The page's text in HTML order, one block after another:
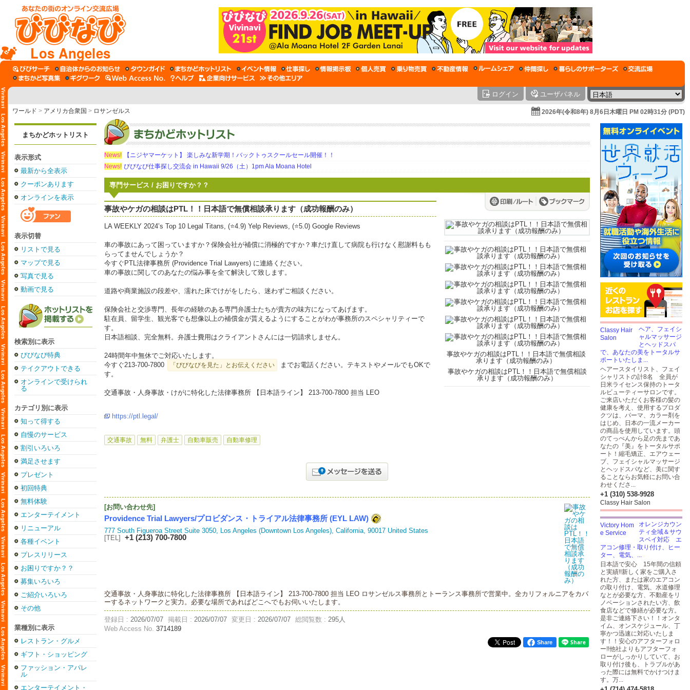
Los Angeles
ログイン ユーザパネル
ワールド > アメリカ合衆国 > ロサンゼルス 2026年(令和8年) 8月6日木曜日 PM 02時31分 (PDT)
まちかどホットリスト
表示形式
最新から全表示
クーポンあります
オンラインを表示
表示切替
リストで見る
マップで見る
写真で見る
動画で見る
検索別に表示
びびなび特典
テイクアウトできる
オンラインで受けられ
る
カテゴリ別に表示
知って得する
自慢のサービス
割引いろいろ
満足させます
プレゼント
初回特典
無料体験
エンターテイメント
リニューアル
各種イベント
プレスリリース
お困りですか？？
募集いろいろ
ご紹介いろいろ
その他
業種別に表示
レストラン・グルメ
ギフト・ショッピング
ファッション・アパレ
ル
エンターテイメント・
News!
【ニジヤマーケット】 楽しみな新学期！バックトゥスクールセール開催！！
News! びびなび仕事探し交流会 in Hawaii 9/26（土）1pm Ala Moana Hotel
専門サービス / お困りですか？？
事故やケガの相談はPTL！！日本語で無償相談承ります（成功報酬のみ）
LA WEEKLY 2024’s Top 10 Legal Titans, (⭐4.9) Yelp Reviews, (⭐5.0) Google Reviews
車の事故にあって困っていますか？保険会社が補償に消極的ですか？車だけ直して病院も行けなく慰謝料もも
らってませんでしょうか？
今すぐPTL法律事務所 (Providence Trial Lawyers) に連絡ください。
車の事故に関してのあなたの悩み事を全て解決して致します。
道路や商業施設の段差や、濡れた床でけがをしたら、迷わずご相談ください。
保険会社と交渉専門、長年の経験のある専門弁護士たちが貴方の味方になってあげます。
駐在員、留学生、観光客でも想像以上の補償金が貰えるようにすることがわが事務所のスペシャリティーで
す。
日本語相談、完全無料。弁護士費用はクライアントさんには一切請求しません。
24時間年中無休でご対応いたします。
今すぐ213-700-7800 「びびなびを見た」とお伝えください
までお電話ください。テキストやメールでもOKで
す。
交通事故・人身事故・けがに特化した法律事務所 【日本語ライン】 213-700-7800 担当 LEO
https://ptl.legal/
交通事故 無料 弁護士 自動車販売 自動車修理
[お問い合わせ先]
Providence Trial Lawyers/プロビダンス・トライアル法律事務所 (EYL LAW)
777 South Figueroa Street Suite 3050, Los Angeles (Downtown Los Angeles), California, 90017 United States
[TEL]
+1 (213) 700-7800
交通事故・人身事故に特化した法律事務所 【日本語ライン】 213-700-7800 担当 LEO ロサンゼルス事務所とトーランス事務所で営業中。全カリフォルニアをカバ
ーするネットワークと実力。必要な場所であればどこへでもお伺いいたします。
登録日 : 2026/07/07 掲載日 : 2026/07/07 変更日 : 2026/07/07 総閲覧数 : 295人
Web Access No. 3714189
Share
ヘア、フェイシ
ャルマッサージ
とヘッドスパ
で、あなたの美をトータルサ
ポートいたしま...
ヘアースタイリスト、フェイ
シャリストの計8名 全員が
日米ライセンス保持のトータ
ルビューティーサロンです。
ご来店いただくお客様の髪の
健康を考え、使用するプロダ
クツは、パーマ、カラー剤を
はじめ、日本の一流メーカー
の商品を使用しています。頭
のてっぺんから足の先まであ
なたの『美』をトータルサポ
ート！縮毛矯正、エアウェー
ブ、フェイシャルマッサージ
とヘッドスパなど、美に関す
ることならお気軽にお問い合
わせくださ...
+1 (310) 538-9928
Classy Hair Salon
オレンジカウン
ティ全域＆サウ
スベイ対応 エ
アコン修理・取り付け、ヒー
ター、電気、...
日本語で安心 15年間の信頼
と実績!!新しく家をご購入さ
れた方、または家のエアコン
の取り付け、電気、水道修理
なとが必要な方、不動産をリ
ノベーションされたい方、飲
食店などで修繕が必要な方。
是非ご連絡下さい！！オンタ
イム、オンスケジュール、丁
寧かつ迅速に対応いたしま
す！！安心のアフターフォロ
ー!!他社よりもアフターフォ
ローがしっかりしていて、お
取り付け後も、トラブルがあ
った際には無料でかけつけま
す。万...